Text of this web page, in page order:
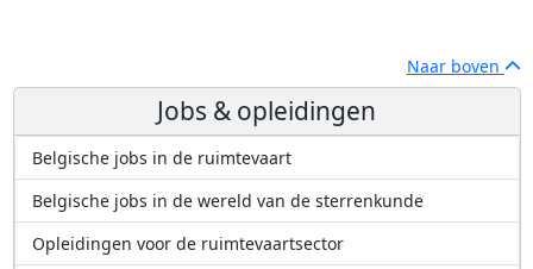
Naar boven
Jobs & opleidingen
Belgische jobs in de ruimtevaart
Belgische jobs in de wereld van de sterrenkunde
Opleidingen voor de ruimtevaartsector